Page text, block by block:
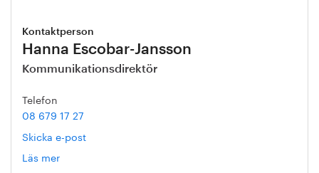
Kontaktperson
Hanna Escobar-Jansson
Kommunikationsdirektör
Telefon
08 679 17 27
Skicka e-post
Läs mer